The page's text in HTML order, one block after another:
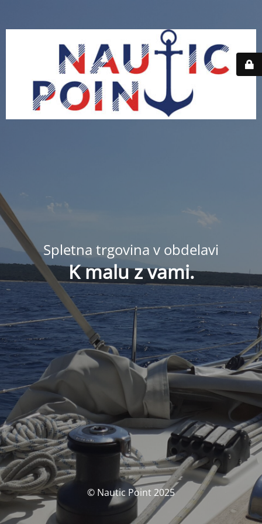
Spletna trgovina v obdelavi
K malu z vami.
© Nautic Point 2025